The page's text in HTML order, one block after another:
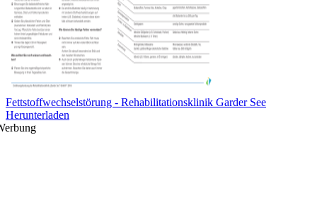
Fettstoffwechselstörung - Rehabilitationsklinik Garder See
Herunterladen